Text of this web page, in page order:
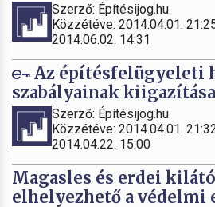
Szerző: Építésijog.hu
Közzétéve: 2014.04.01.
2014.06.02. 14:31
Az építésfelügyeleti
szabályainak
Szerző: Építésijog.hu
Közzétéve: 2014.04.01.
2014.04.22. 15:00
Magasles és erdei
elhelyezhető a védelmi